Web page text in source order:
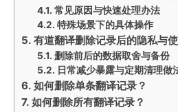
常见原因与快速处理办法
特殊场景下的具体操作
有道翻译删除记录后的隐私与
删除前后的数据取舍与备份
日常减少暴露与定期清理做
如何删除单条翻译记录？
如何删除所有翻译记录？